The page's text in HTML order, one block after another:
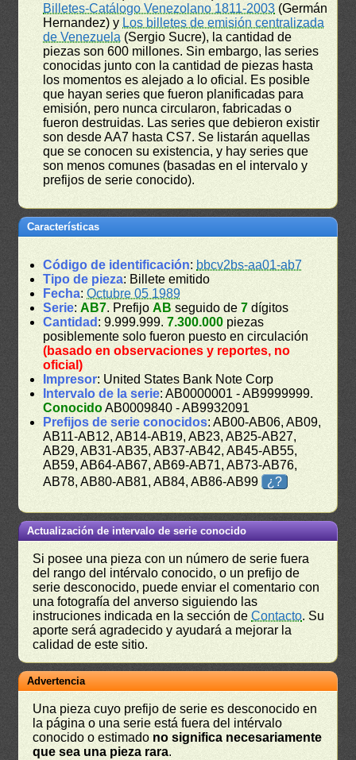
Billetes-Catálogo Venezolano 1811-2003 (Germán
Hernandez) y Los billetes de emisión centralizada
de Venezuela (Sergio Sucre), la cantidad de
piezas son 600 millones. Sin embargo, las series
conocidas junto con la cantidad de piezas hasta
los momentos es alejado a lo oficial. Es posible
que hayan series que fueron planificadas para
emisión, pero nunca circularon, fabricadas o
fueron destruidas. Las series que debieron existir
son desde AA7 hasta CS7. Se listarán aquellas
que se conocen su existencia, y hay series que
son menos comunes (basadas en el intervalo y
prefijos de serie conocido).
Características
Código de identificación: bbcv2bs-aa01-ab7
Tipo de pieza: Billete emitido
Fecha:Octubre 05 1989
Serie:AB7. PrefijoAB seguido de7 dígitos
Cantidad : 9.999.999.7.300.000 piezas
posiblemente solo fueron puesto en circulación
(basado en observaciones y reportes, no
oficial)
Impresor: United States Bank Note Corp
Intervalo de la serie: AB0000001 - AB9999999.
ConocidoAB0009840 - AB9932091
Prefijos de serie conocidos: AB00-AB06, AB09,
AB11-AB12, AB14-AB19, AB23, AB25-AB27,
AB29, AB31-AB35, AB37-AB42, AB45-AB55,
AB59, AB64-AB67, AB69-AB71, AB73-AB76,
AB78, AB80-AB81, AB84, AB86-AB99
¿?
Actualización de intervalo de serie conocido
Si posee una pieza con un número de serie fuera
del rango del intérvalo conocido, o un prefijo de
serie desconocido, puede enviar el comentario con
una fotografía del anverso siguiendo las
instruciones indicada en la sección deContacto. Su
aporte será agradecido y ayudará a mejorar la
calidad de este sitio.
Advertencia
Una pieza cuyo prefijo de serie es desconocido en
la página o una serie está fuera del intérvalo
conocido o estimado no significa necesariamente
que sea una pieza rara.